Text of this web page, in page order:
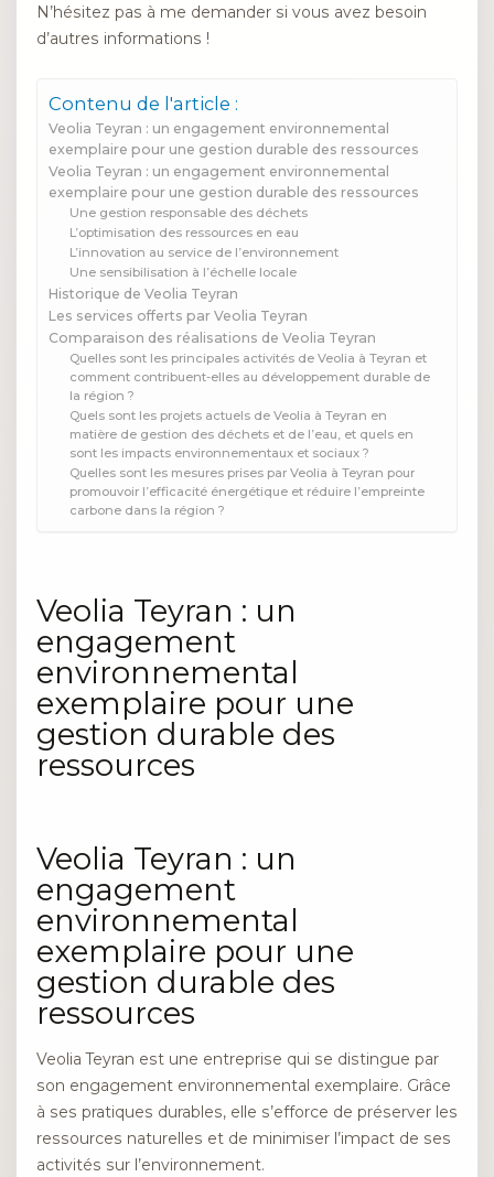
N’hésitez pas à me demander si vous avez besoin
d’autres informations !
Contenu de l'article :
Veolia Teyran : un engagement environnemental
exemplaire pour une gestion durable des ressources
Veolia Teyran : un engagement environnemental
exemplaire pour une gestion durable des ressources
Une gestion responsable des déchets
L’optimisation des ressources en eau
L’innovation au service de l’environnement
Une sensibilisation à l’échelle locale
Historique de Veolia Teyran
Les services offerts par Veolia Teyran
Comparaison des réalisations de Veolia Teyran
Quelles sont les principales activités de Veolia à Teyran et
comment contribuent-elles au développement durable de
la région ?
Quels sont les projets actuels de Veolia à Teyran en
matière de gestion des déchets et de l’eau, et quels en
sont les impacts environnementaux et sociaux ?
Quelles sont les mesures prises par Veolia à Teyran pour
promouvoir l’efficacité énergétique et réduire l’empreinte
carbone dans la région ?
Veolia Teyran : un
engagement
environnemental
exemplaire pour une
gestion durable des
ressources
Veolia Teyran : un
engagement
environnemental
exemplaire pour une
gestion durable des
ressources
Veolia Teyran est une entreprise qui se distingue par
son engagement environnemental exemplaire. Grâce
à ses pratiques durables, elle s’efforce de préserver les
ressources naturelles et de minimiser l’impact de ses
activités sur l’environnement.